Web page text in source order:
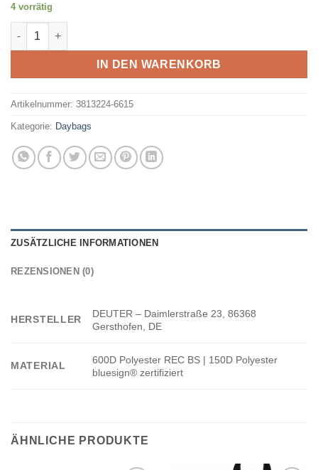
4 vorrätig
DEUTER - Gogo BONE-DESERT Menge
IN DEN WARENKORB
Artikelnummer: 3813224-6615
Kategorie: Daybags
ZUSÄTZLICHE INFORMATIONEN
REZENSIONEN (0)
HERSTELLER
DEUTER – Daimlerstraße 23, 86368
Gersthofen, DE
MATERIAL
600D Polyester REC BS | 150D Polyester
bluesign® zertifiziert
ÄHNLICHE PRODUKTE